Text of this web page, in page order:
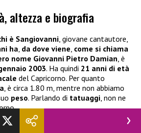
altezza e biografia
è Sangiovanni, giovane cantautore,
ha, da dove viene, come si chiama
nome Giovanni Pietro Damian, è
2003. Ha quindi 21 anni di età
del Capricorno. Per quanto
, è circa 1.80 m, mentre non abbiamo
peso. Parlando di tatuaggi, non ne